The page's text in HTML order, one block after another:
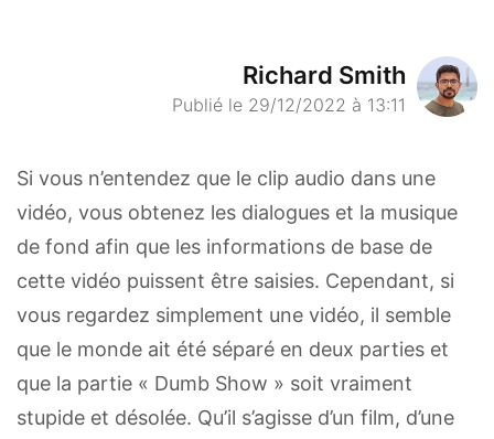
Richard Smith
Publié le 29/12/2022 à 13:11
Si vous n’entendez que le clip audio dans une
vidéo, vous obtenez les dialogues et la musique
de fond afin que les informations de base de
cette vidéo puissent être saisies. Cependant, si
vous regardez simplement une vidéo, il semble
que le monde ait été séparé en deux parties et
que la partie « Dumb Show » soit vraiment
stupide et désolée. Qu’il s’agisse d’un film, d’une